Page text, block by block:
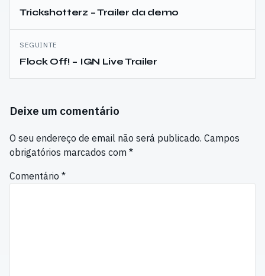
de
artigos
Trickshotterz – Trailer da demo
SEGUINTE
Flock Off! – IGN Live Trailer
Deixe um comentário
O seu endereço de email não será publicado. Campos
obrigatórios marcados com *
Comentário *